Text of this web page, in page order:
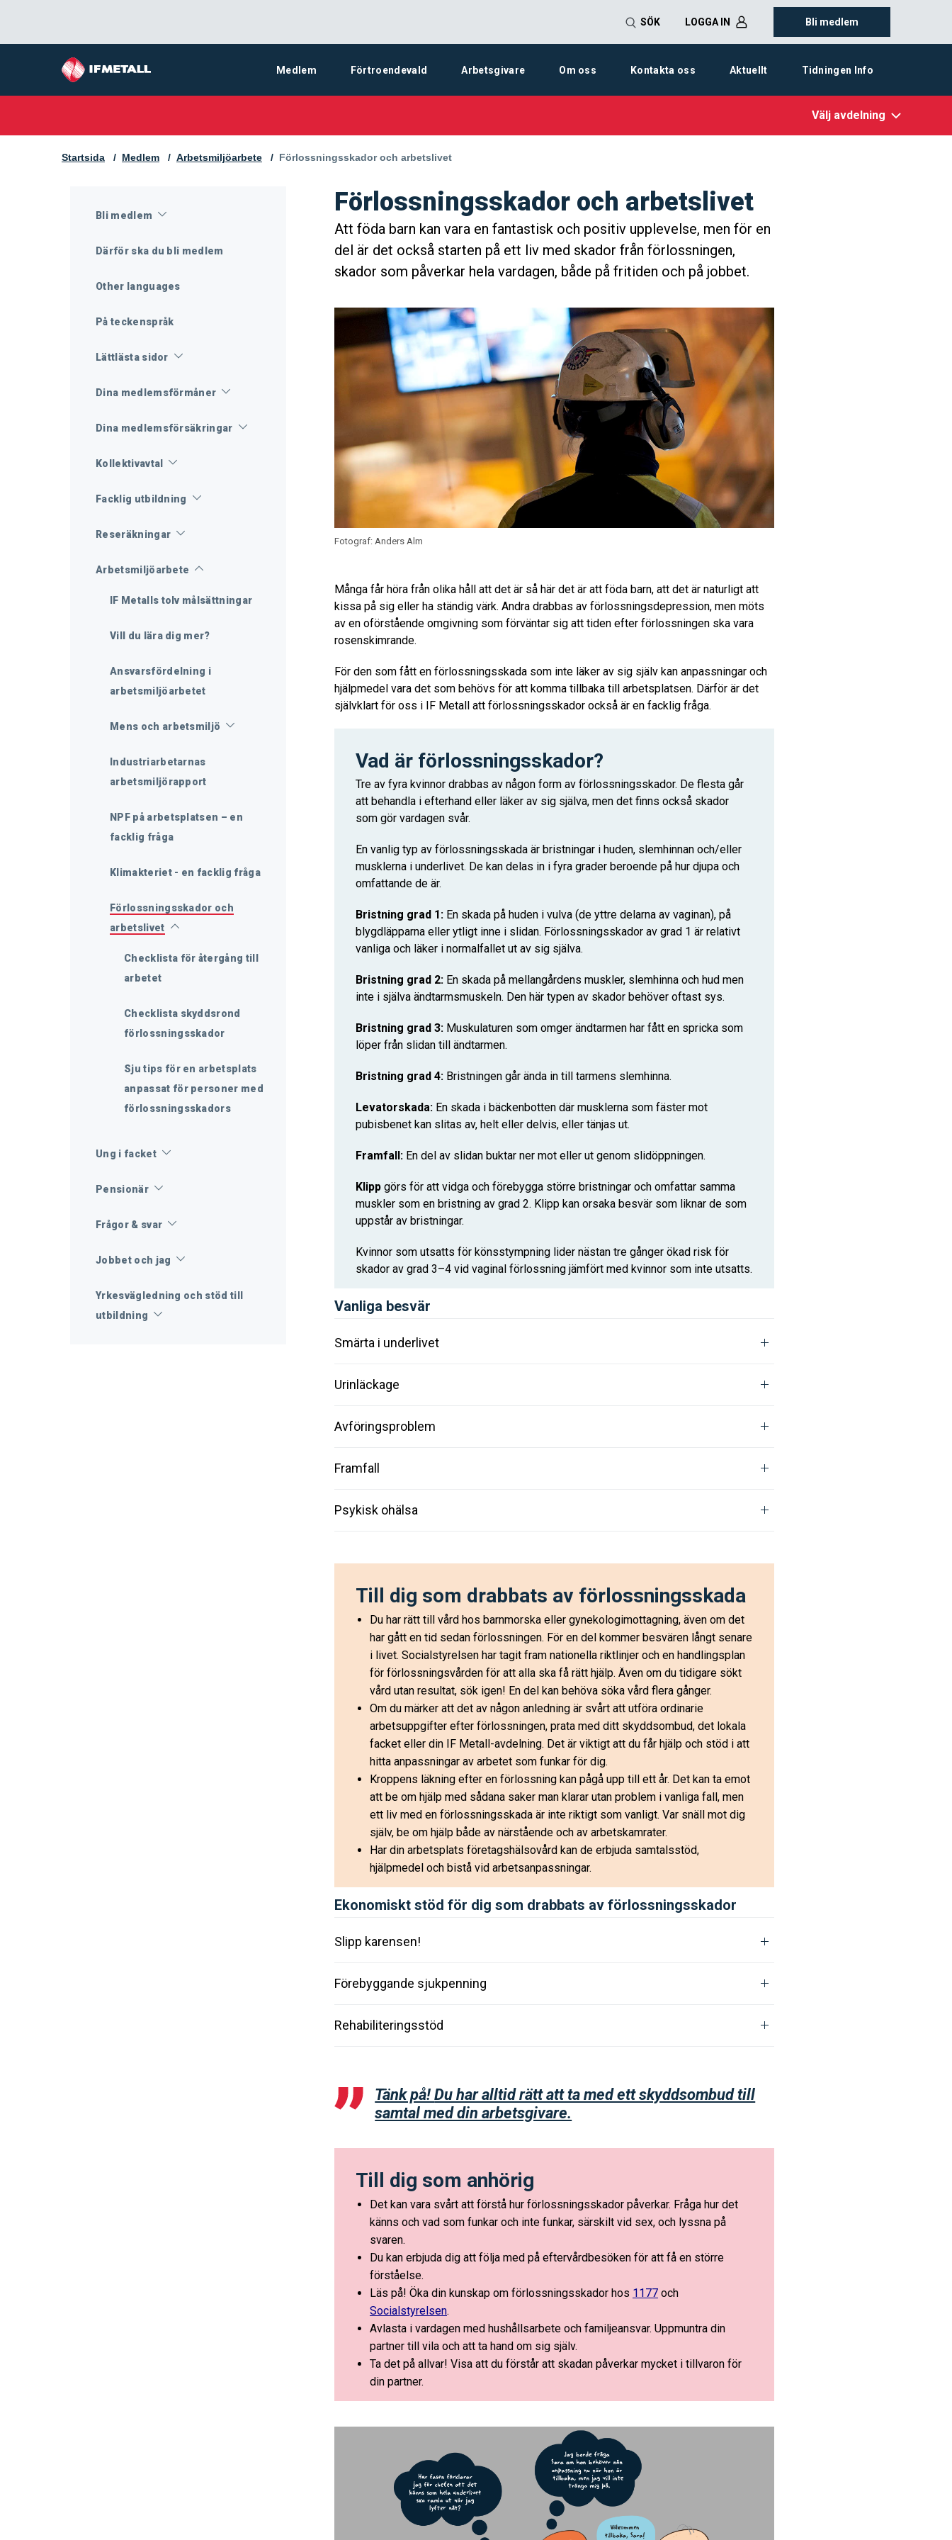
SÖK LOGGA IN Bli medlem
Medlem Förtroendevald Arbetsgivare Om oss Kontakta oss Aktuellt Tidningen Info
Välj avdelning
Startsida Medlem Arbetsmiljöarbete Aktuell sida:
Förlossningsskador och arbetslivet
Bli medlem
Därför ska du bli medlem
Other languages
På teckenspråk
Lättlästa sidor
Dina medlemsförmåner
Dina medlemsförsäkringar
Kollektivavtal
Facklig utbildning
Reseräkningar
Arbetsmiljöarbete
IF Metalls tolv målsättningar
Vill du lära dig mer?
Ansvarsfördelning i
arbetsmiljöarbetet
Mens och arbetsmiljö
Industriarbetarnas
arbetsmiljörapport
NPF på arbetsplatsen – en
facklig fråga
Klimakteriet - en facklig fråga
Förlossningsskador och
arbetslivet
Checklista för återgång till
arbetet
Checklista skyddsrond
förlossningsskador
Sju tips för en arbetsplats
anpassat för personer med
förlossningsskadors
Ung i facket
Pensionär
Frågor & svar
Jobbet och jag
Yrkesvägledning och stöd till
utbildning
Förlossningsskador och arbetslivet
Att föda barn kan vara en fantastisk och positiv upplevelse, men för en
del är det också starten på ett liv med skador från förlossningen,
skador som påverkar hela vardagen, både på fritiden och på jobbet.
Fotograf: Anders Alm
Många får höra från olika håll att det är så här det är att föda barn, att det är naturligt att
kissa på sig eller ha ständig värk. Andra drabbas av förlossningsdepression, men möts
av en oförstående omgivning som förväntar sig att tiden efter förlossningen ska vara
rosenskimrande.
För den som fått en förlossningsskada som inte läker av sig själv kan anpassningar och
hjälpmedel vara det som behövs för att komma tillbaka till arbetsplatsen. Därför är det
självklart för oss i IF Metall att förlossningsskador också är en facklig fråga.
Vad är förlossningsskador?
Tre av fyra kvinnor drabbas av någon form av förlossningsskador. De flesta går
att behandla i efterhand eller läker av sig själva, men det finns också skador
som gör vardagen svår.
En vanlig typ av förlossningsskada är bristningar i huden, slemhinnan och/eller
musklerna i underlivet. De kan delas in i fyra grader beroende på hur djupa och
omfattande de är.
Bristning grad 1: En skada på huden i vulva (de yttre delarna av vaginan), på
blygdläpparna eller ytligt inne i slidan. Förlossningsskador av grad 1 är relativt
vanliga och läker i normalfallet ut av sig själva.
Bristning grad 2: En skada på mellangårdens muskler, slemhinna och hud men
inte i själva ändtarmsmuskeln. Den här typen av skador behöver oftast sys.
Bristning grad 3:Muskulaturen som omger ändtarmen har fått en spricka som
löper från slidan till ändtarmen.
Bristning grad 4:Bristningen går ända in till tarmens slemhinna.
Levatorskada:En skada i bäckenbotten där musklerna som fäster mot
pubisbenet kan slitas av, helt eller delvis, eller tänjas ut.
Framfall:En del av slidan buktar ner mot eller ut genom slidöppningen.
Klippgörs för att vidga och förebygga större bristningar och omfattar samma
muskler som en bristning av grad 2. Klipp kan orsaka besvär som liknar de som
uppstår av bristningar.
Kvinnor som utsatts för könsstympning lider nästan tre gånger ökad risk för
skador av grad 3–4 vid vaginal förlossning jämfört med kvinnor som inte utsatts.
Vanliga besvär
Smärta i underlivet
Urinläckage
Avföringsproblem
Framfall
Psykisk ohälsa
Till dig som drabbats av förlossningsskada
Du har rätt till vård hos barnmorska eller gynekologimottagning, även om det
har gått en tid sedan förlossningen. För en del kommer besvären långt senare
i livet. Socialstyrelsen har tagit fram nationella riktlinjer och en handlingsplan
för förlossningsvården för att alla ska få rätt hjälp. Även om du tidigare sökt
vård utan resultat, sök igen! En del kan behöva söka vård flera gånger.
Om du märker att det av någon anledning är svårt att utföra ordinarie
arbetsuppgifter efter förlossningen, prata med ditt skyddsombud, det lokala
facket eller din IF Metall-avdelning. Det är viktigt att du får hjälp och stöd i att
hitta anpassningar av arbetet som funkar för dig.
Kroppens läkning efter en förlossning kan pågå upp till ett år. Det kan ta emot
att be om hjälp med sådana saker man klarar utan problem i vanliga fall, men
ett liv med en förlossningsskada är inte riktigt som vanligt. Var snäll mot dig
själv, be om hjälp både av närstående och av arbetskamrater.
Har din arbetsplats företagshälsovård kan de erbjuda samtalsstöd,
hjälpmedel och bistå vid arbetsanpassningar.
Ekonomiskt stöd för dig som drabbats av förlossningsskador
Slipp karensen!
Förebyggande sjukpenning
Rehabiliteringsstöd
Tänk på!Du har alltid rätt att ta med ett skyddsombud till
samtal med din arbetsgivare.
Till dig som anhörig
Det kan vara svårt att förstå hur förlossningsskador påverkar. Fråga hur det
känns och vad som funkar och inte funkar, särskilt vid sex, och lyssna på
svaren.
Du kan erbjuda dig att följa med på eftervårdbesöken för att få en större
förståelse.
Läs på! Öka din kunskap om förlossningsskador hos 1177och
Socialstyrelsen.
Avlasta i vardagen med hushållsarbete och familjeansvar. Uppmuntra din
partner till vila och att ta hand om sig själv.
Ta det på allvar! Visa att du förstår att skadan påverkar mycket i tillvaron för
din partner.